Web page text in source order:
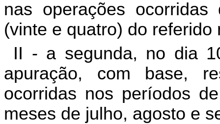
nas operações
(vinte e quatro) do referido
II - a segunda, no dia
apuração, com base,
ocorridas nos períodos
meses de julho, agosto e